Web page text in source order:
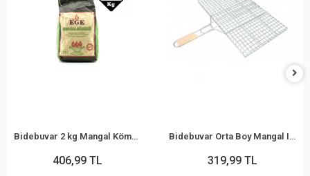
Bidebuvar 2 kg Mangal Kömürü - Çıra Hediyeli - Meşe Kömürü
406,99 TL
Bidebuvar Orta Boy Mangal Izgarası - 40x30 cm - Ahşap Saplı
319,99 TL